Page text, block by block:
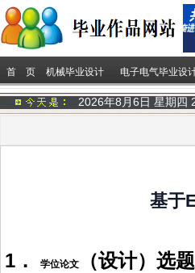
首 页 机械毕业设计 电子电气毕业设
2026年8月6日 星期四
基于
1． 学位论文（设计）选